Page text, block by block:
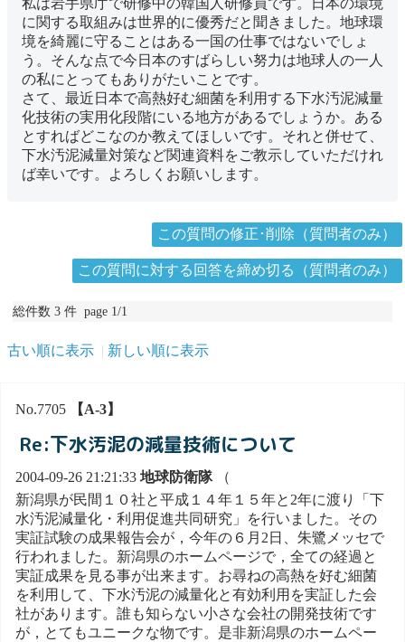
私は岩手県庁で研修中の韓国人研修員です。日本の環境
に関する取組みは世界的に優秀だと聞きました。地球環
境を綺麗に守ることはある一国の仕事ではないでしょ
う。そんな点で今日本のすばらしい努力は地球人の一人
の私にとってもありがたいことです。
さて、最近日本で高熱好む細菌を利用する下水汚泥減量
化技術の実用化段階にいる地方があるでしょうか。ある
とすればどこなのか教えてほしいです。それと併せて、
下水汚泥減量対策など関連資料をご教示していただけれ
ば幸いです。よろしくお願いします。
この質問の修正･削除（質問者のみ）
この質問に対する回答を締め切る（質問者のみ）
総件数 3 件 page 1/1
古い順に表示 新しい順に表示
No.7705 【A-3】
Re:下水汚泥の減量技術について
2004-09-26 21:21:33 地球防衛隊（
新潟県が民間１０社と平成１４年１５年と2年に渡り「下
水汚泥減量化・利用促進共同研究」を行いました。その
実証試験の成果報告会が，今年の６月2日、朱鷺メッセで
行われました。新潟県のホームページで，全ての経過と
実証成果を見る事が出来ます。お尋ねの高熱を好む細菌
を利用して、下水汚泥の減量化と有効利用を実証した会
社があります。誰も知らない小さな会社の開発技術です
が，とてもユニークな物です。是非新潟県のホームペー